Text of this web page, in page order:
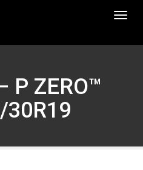
P ZERO™
30R19